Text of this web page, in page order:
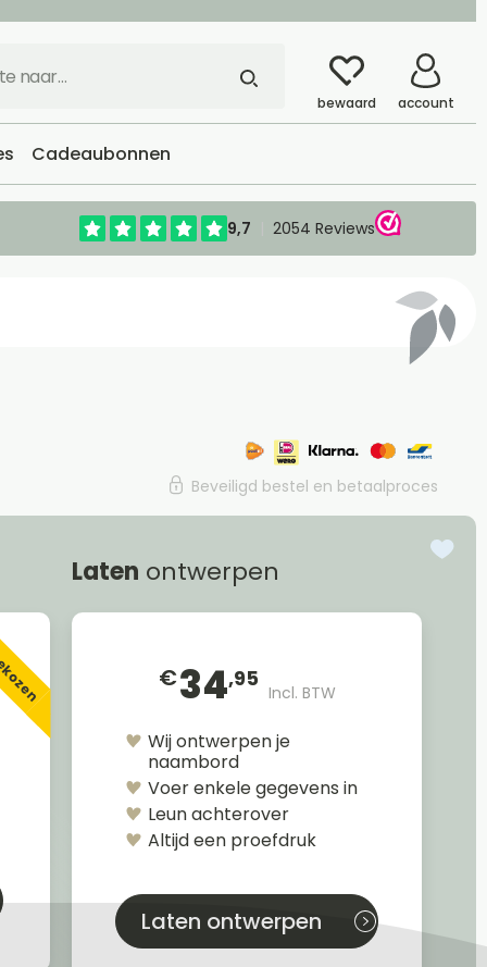
bewaard account
Cadeaubonnen
Beveiligd bestel en betaalproces
Laten ontwerpen
€34,95
Incl. BTW
Wij ontwerpen je
naambord
Voer enkele gegevens in
Leun achterover
Altijd een proefdruk
Laten ontwerpen